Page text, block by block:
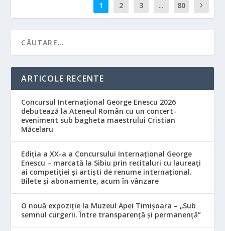
1 2 3 ... 80
ARTICOLE RECENTE
Concursul Internațional George Enescu 2026
debutează la Ateneul Român cu un concert-
eveniment sub bagheta maestrului Cristian
Măcelaru
Ediția a XX-a a Concursului Internațional George
Enescu – marcată la Sibiu prin recitaluri cu laureați
ai competiției și artiști de renume internațional.
Bilete și abonamente, acum în vânzare
O nouă expoziție la Muzeul Apei Timișoara – „Sub
semnul curgerii. Între transparență și permanență”